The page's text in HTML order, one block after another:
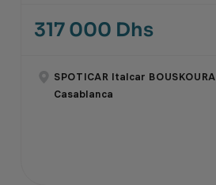
317 000 Dhs
SPOTICAR Italcar BOUSKOURA
Casablanca